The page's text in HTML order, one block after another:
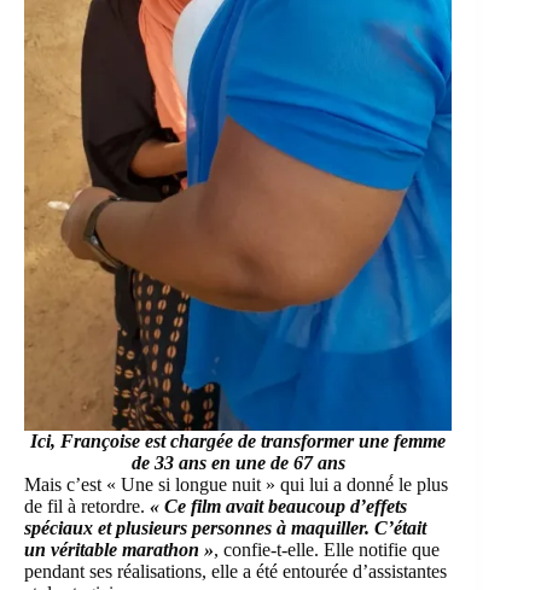
Ici, Françoise est chargée de transformer une femme
de 33 ans en une de 67 ans
Mais c’est « Une si longue nuit » qui lui a donné́ le plus
de fil à retordre. « Ce film avait beaucoup d’effets
spéciaux et plusieurs personnes à maquiller. C’était
un véritable marathon », confie-t-elle. Elle notifie que
pendant ses réalisations, elle a été entourée d’assistantes